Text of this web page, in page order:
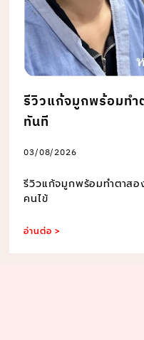
รีวิวแก้จมูกพร้อมทำ
ทันที
03/08/2026
รีวิวแก้จมูกพร้อมทำตาสอ
คนไข้
อ่านต่อ >